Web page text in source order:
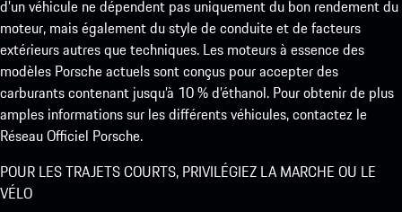
d’un véhicule ne dépendent pas uniquement du bon rendement du
moteur, mais également du style de conduite et de facteurs
extérieurs autres que techniques. Les moteurs à essence des
modèles Porsche actuels sont conçus pour accepter des
carburants contenant jusqu’à 10 % d’éthanol. Pour obtenir de plus
amples informations sur les différents véhicules, contactez le
Réseau Officiel Porsche.
POUR LES TRAJETS COURTS, PRIVILÉGIEZ LA MARCHE OU LE
VÉLO